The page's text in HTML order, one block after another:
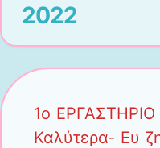
2022
1ο
Καλύτερα- Ευ